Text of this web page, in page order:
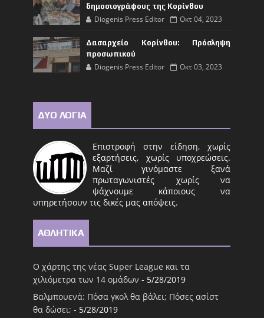
δημοσιογράφους της Κορίνθου
Diogenis Press Editor Οκτ 04, 2023
Δασαρχείο Κορίνθου: Πρόσληψη
προσωπικού
Diogenis Press Editor Οκτ 03, 2023
ΔΥΟ ΛΟΓΙΑ
Επιστροφή στην είδηση, χωρίς
εξαρτήσεις, χωρίς υποχρεώσεις.
Μαζί γινόμαστε ξανά
πρωταγωνιστές χωρίς να
ψάχνουμε κάποιους να
υπηρετήσουν τις δικές μας απόψεις.
ΑΘΛΗΤΙΚΑ
Ο χάρτης της νέας Super League και τα
χιλιόμετρα των 14 ομάδων - 5/28/2019
Βαλμπουενά: Πόσα γκολ θα βάλει; Πόσες ασίστ
θα δώσει; - 5/28/2019